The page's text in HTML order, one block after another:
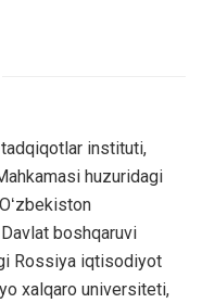
instituti,
huzuridagi
boshqaruvi
Rossiya iqtisodiyot
xalqaro universiteti,